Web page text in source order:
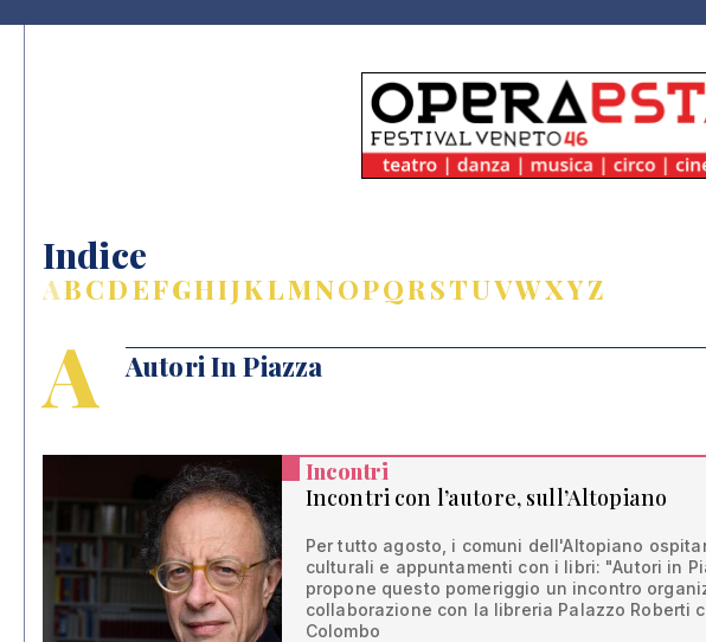
Indice
ABCDEFGHIJKLMNOPQRSTUVWXYZ
A Autori In Piazza
Incontri
Incontri con l’autore, sull’Altopiano
Per tutto agosto, i comuni dell'Altopiano
culturali e appuntamenti con i libri: "Autori in
propone questo pomeriggio un incontro
collaborazione con la libreria Palazzo Roberti
Colombo